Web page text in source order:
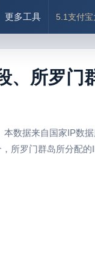
更多工具 5.1支付宝
、所罗门
数据来自国家IP数
所罗门群岛所分配的